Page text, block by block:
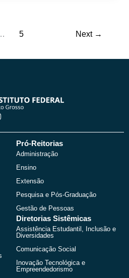
5 Next →
Pró-Reitorias
Administração
Ensino
Extensão
Pesquisa e Pós-Graduação
Gestão de Pessoas
Diretorias Sistêmicas
Assistência Estudantil, Inclusão e
Diversidades
Comunicação Social
Inovação Tecnológica e
Empreendedorismo